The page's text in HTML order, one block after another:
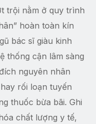
trội nằm ở quy trình
hoàn toàn kín
bác sĩ giàu kinh
thống cận lâm sàng
nguyên nhân
rối loạn tuyến
thuốc bừa bãi. Ghi
chất lượng y tế,